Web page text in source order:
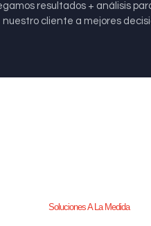
resultados + análisis
nuestro cliente a mejores
Soluciones A La Medida